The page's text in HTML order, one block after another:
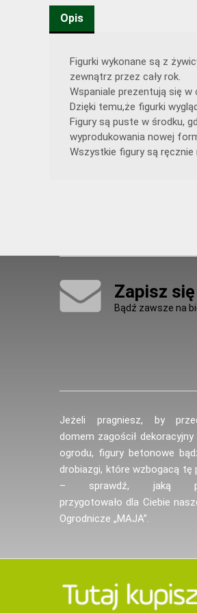
Opis
Figurki wykonane są z
zewnątrz przez cały rok.
Wspaniale prezentują się
Dzięki temu,że figurki
Figury są puste w środku,
wyprodukowania nowej
Wszystkie figury są
Zapisz
Bądź zawsze na
Jeżeli pragniesz, by
domem zagościł dekoracyjny
ogrodu, figury betonowe
drobiazgi, które wzbogacą tę
– sprawdź, jaką
przygotowało dla Ciebie
Ogrodnicze „MAJA”.